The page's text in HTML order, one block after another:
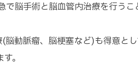
脳手術と脳血管内治療を行うこ
動脈瘤、脳梗塞など)も得意と
。